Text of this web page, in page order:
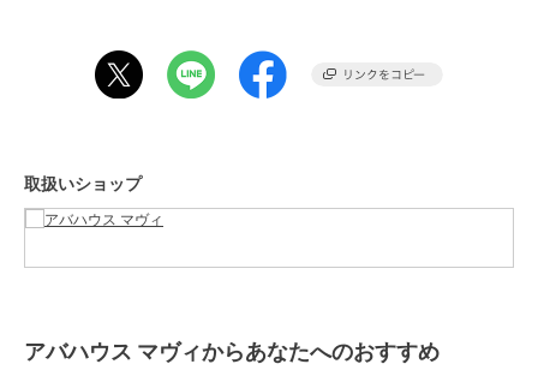
商品カテゴリ ワンピースドレス
ピース
素材
コットン70% ポリエステル30%
取扱いショップ
アバハウス マヴィからあなたへのおすすめ